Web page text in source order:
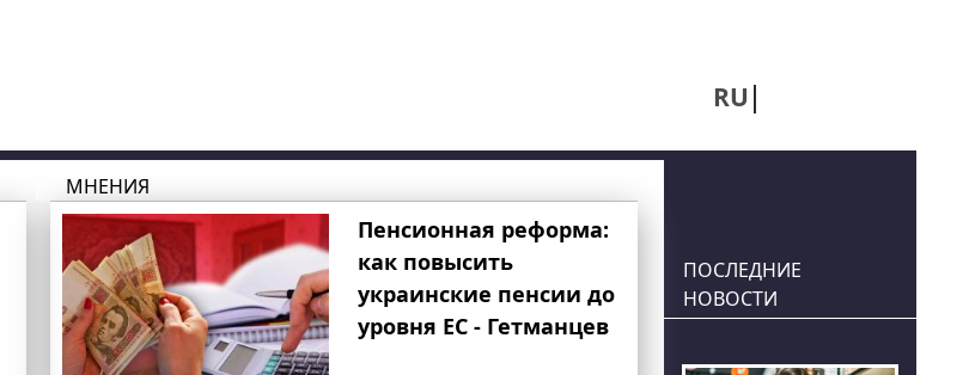
RU
МНЕНИЯ
Пенсионная реформа:
как повысить
украинские пенсии до
уровня ЕС - Гетманцев
ПОСЛЕДНИЕ
НОВОСТИ